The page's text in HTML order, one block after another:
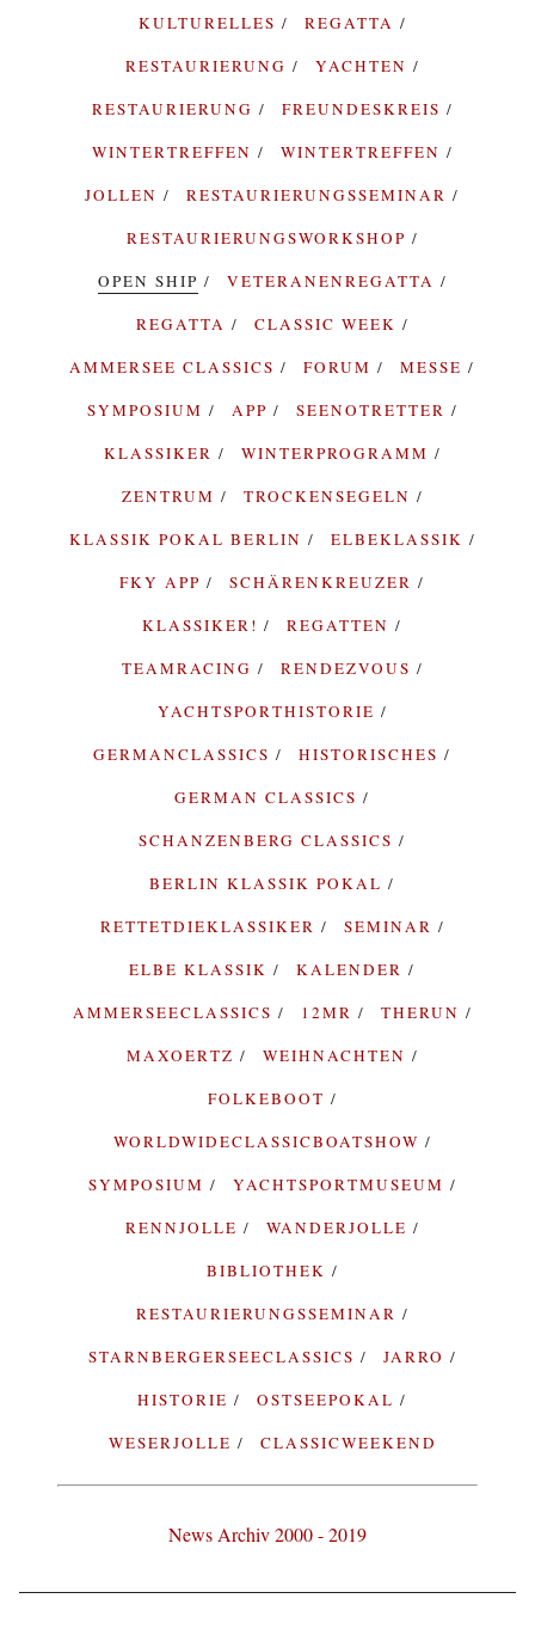
KULTURELLES
REGATTA
RESTAURIERUNG
YACHTEN
RESTAURIERUNG
FREUNDESKREIS
WINTERTREFFEN
WINTERTREFFEN
JOLLEN
RESTAURIERUNGSSEMINAR
RESTAURIERUNGSWORKSHOP
OPEN SHIP
VETERANENREGATTA
REGATTA
CLASSIC WEEK
AMMERSEE CLASSICS
FORUM
MESSE
SYMPOSIUM
APP
SEENOTRETTER
KLASSIKER
WINTERPROGRAMM
ZENTRUM
TROCKENSEGELN
KLASSIK POKAL BERLIN
ELBEKLASSIK
FKY APP
SCHÄRENKREUZER
KLASSIKER!
REGATTEN
TEAMRACING
RENDEZVOUS
YACHTSPORTHISTORIE
GERMANCLASSICS
HISTORISCHES
GERMAN CLASSICS
SCHANZENBERG CLASSICS
BERLIN KLASSIK POKAL
RETTETDIEKLASSIKER
SEMINAR
ELBE KLASSIK
KALENDER
AMMERSEECLASSICS
12MR
THERUN
MAXOERTZ
WEIHNACHTEN
FOLKEBOOT
WORLDWIDECLASSICBOATSHOW
SYMPOSIUM
YACHTSPORTMUSEUM
RENNJOLLE
WANDERJOLLE
BIBLIOTHEK
RESTAURIERUNGSSEMINAR
STARNBERGERSEECLASSICS
JARRO
HISTORIE
OSTSEEPOKAL
WESERJOLLE
CLASSICWEEKEND
News Archiv 2000 - 2019